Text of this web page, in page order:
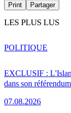
Print Partager
LES PLUS LUS
EXCLUSIF :
dans son
07.08.2026
POLITIQUE